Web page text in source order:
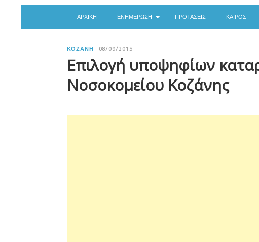
ΑΡΧΙΚΉ ΕΝΗΜΈΡΩΣΗ ΠΡΟΤΆΣΕΙΣ ΚΑΙΡΌΣ
ΚΟΖΆΝΗ 08/09/2015
Επιλογή υποψηφίων
Νοσοκομείου Κοζάνης